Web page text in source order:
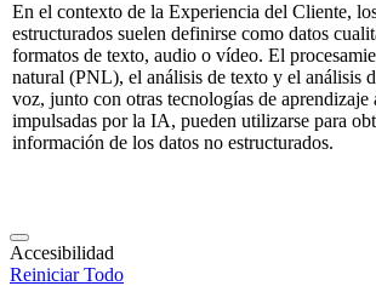
En el contexto de la Experiencia del Cliente,
estructurados suelen definirse como datos
formatos de texto, audio o vídeo. El
natural (PNL), el análisis de texto y el análisis
voz, junto con otras tecnologías de aprendizaje
impulsadas por la IA, pueden utilizarse para
información de los datos no estructurados.
Accesibilidad
Reiniciar Todo